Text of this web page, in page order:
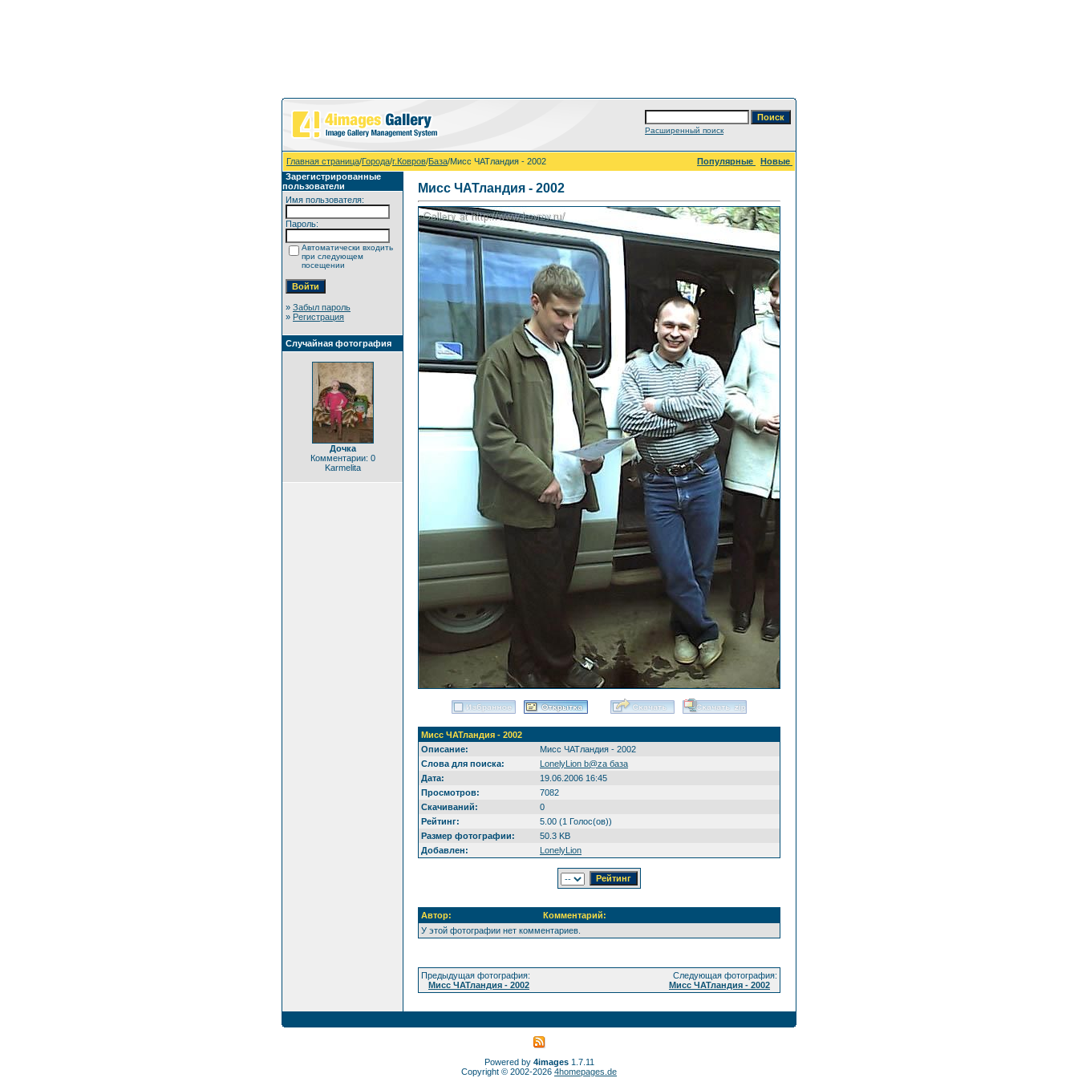
Расширенный поиск
Главная страница/Города/г.Ковров/База/Мисс ЧАТландия - 2002 Популярные
Новые
Зарегистрированные
пользователи
Имя пользователя:
Пароль:
Автоматически входить
при следующем
посещении
» Забыл пароль
» Регистрация
Случайная фотография
Дочка
Комментарии: 0
Karmelita
Мисс ЧАТландия - 2002
Мисс ЧАТландия - 2002
Описание:
Мисс ЧАТландия - 2002
Слова для поиска:
LonelyLion b@za база
Дата:
19.06.2006 16:45
Просмотров:
7082
Скачиваний:
0
Рейтинг:
5.00 (1 Голос(ов))
Размер фотографии:
50.3 KB
Добавлен:
LonelyLion
Автор:
Комментарий:
У этой фотографии нет комментариев.
Предыдущая фотография:
Мисс ЧАТландия - 2002
Следующая фотография:
Мисс ЧАТландия - 2002
Powered by 4images1.7.11
Copyright © 2002-2026 4homepages.de